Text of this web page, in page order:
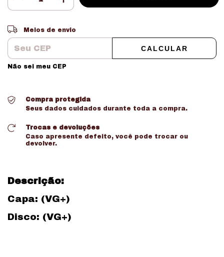
Entregas para o CEP:
Meios de envio
CALCULAR
Não sei meu CEP
Compra protegida
Seus dados cuidados durante toda a compra.
Trocas e devoluções
Caso apresente defeito, você pode trocar ou
devolver.
Descrição:
Capa: (VG+)
Disco: (VG+)